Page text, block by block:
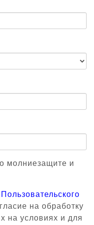
молниезащите и
Пользовательского
на обработку
на условиях и для